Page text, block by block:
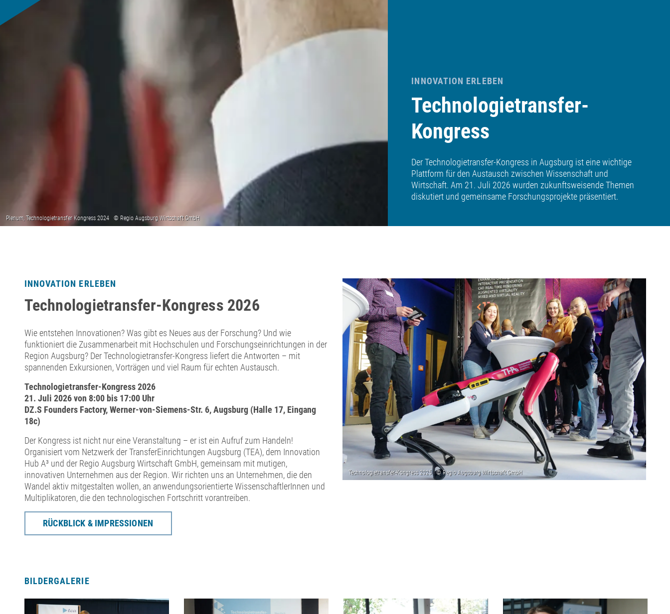
INNOVATION ERLEBEN
Technologietransfer-
Kongress
Der Technologietransfer-Kongress in Augsburg ist eine wichtige
Plattform für den Austausch zwischen Wissenschaft und
Wirtschaft. Am 21. Juli 2026 wurden zukunftsweisende Themen
diskutiert und gemeinsame Forschungsprojekte präsentiert.
INNOVATION ERLEBEN
Technologietransfer-Kongress 2026
Wie entstehen Innovationen? Was gibt es Neues aus der Forschung? Und wie
funktioniert die Zusammenarbeit mit Hochschulen und Forschungseinrichtungen in der
Region Augsburg? Der Technologietransfer-Kongress liefert die Antworten – mit
spannenden Exkursionen, Vorträgen und viel Raum für echten Austausch.
Technologietransfer-Kongress 2026
21. Juli 2026 von 8:00 bis 17:00 Uhr
DZ.S Founders Factory, Werner-von-Siemens-Str. 6, Augsburg (Halle 17, Eingang
18c)
Der Kongress ist nicht nur eine Veranstaltung – er ist ein Aufruf zum Handeln!
Organisiert vom Netzwerk der TransferEinrichtungen Augsburg (TEA), dem Innovation
Hub A³ und der Regio Augsburg Wirtschaft GmbH, gemeinsam mit mutigen,
innovativen Unternehmen aus der Region. Wir richten uns an Unternehmen, die den
Wandel aktiv mitgestalten wollen, an anwendungsorientierte WissenschaftlerInnen und
Multiplikatoren, die den technologischen Fortschritt vorantreiben.
RÜCKBLICK & IMPRESSIONEN
BILDERGALERIE